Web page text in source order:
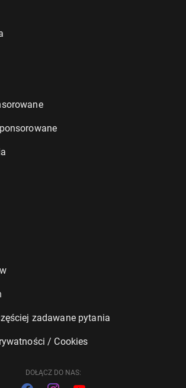
Je­ste­śmy z Ukrainą, to Putin prze­
zadawane pytania
/ Cookies
DOŁĄCZ DO NAS: